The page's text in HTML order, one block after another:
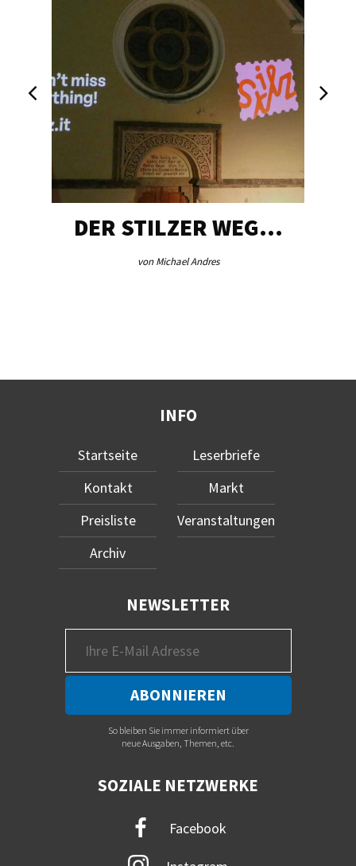
DER STILZER WEG…
von Michael Andres
INFO
Startseite
Kontakt
Preisliste
Archiv
Leserbriefe
Markt
Veranstaltungen
NEWSLETTER
So bleiben Sie immer informiert über
neue Ausgaben, Themen, etc.
SOZIALE NETZWERKE
Facebook